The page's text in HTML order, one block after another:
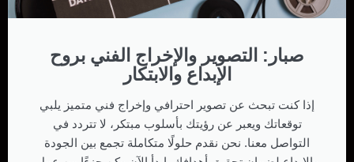
صبار: التصوير والإخراج الفني بروح
الإبداع والابتكار
إذا كنت تبحث عن تصوير احترافي وإخراج فني متميز يلبي
توقعاتك ويعبر عن رؤيتك بأسلوب مبتكر، لا تتردد في
التواصل معنا. نحن نقدم حلولًا متكاملة تجمع بين الجودة